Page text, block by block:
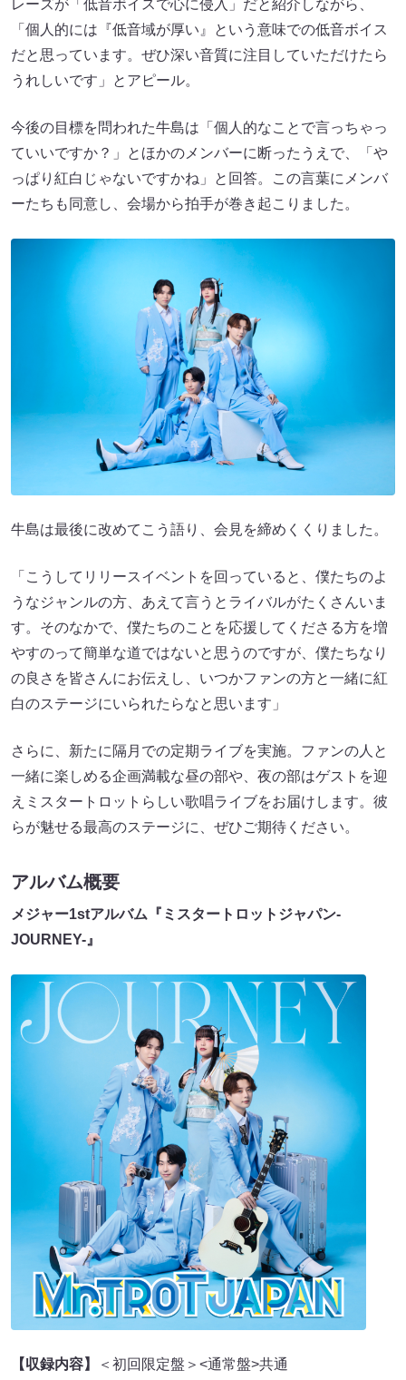
レーズが「低音ボイスで心に侵入」だと紹介しながら、
「個人的には『低音域が厚い』という意味での低音ボイス
だと思っています。ぜひ深い音質に注目していただけたら
うれしいです」とアピール。
今後の目標を問われた牛島は「個人的なことで言っちゃっ
ていいですか？」とほかのメンバーに断ったうえで、「や
っぱり紅白じゃないですかね」と回答。この言葉にメンバ
ーたちも同意し、会場から拍手が巻き起こりました。
牛島は最後に改めてこう語り、会見を締めくくりました。
「こうしてリリースイベントを回っていると、僕たちのよ
うなジャンルの方、あえて言うとライバルがたくさんいま
す。そのなかで、僕たちのことを応援してくださる方を増
やすのって簡単な道ではないと思うのですが、僕たちなり
の良さを皆さんにお伝えし、いつかファンの方と一緒に紅
白のステージにいられたらなと思います」
さらに、新たに隔月での定期ライブを実施。ファンの人と
一緒に楽しめる企画満載な昼の部や、夜の部はゲストを迎
えミスタートロットらしい歌唱ライブをお届けします。彼
らが魅せる最高のステージに、ぜひご期待ください。
アルバム概要
メジャー1stアルバム『ミスタートロットジャパン-
JOURNEY-』
【収録内容】
＜初回限定盤＞<通常盤>共通